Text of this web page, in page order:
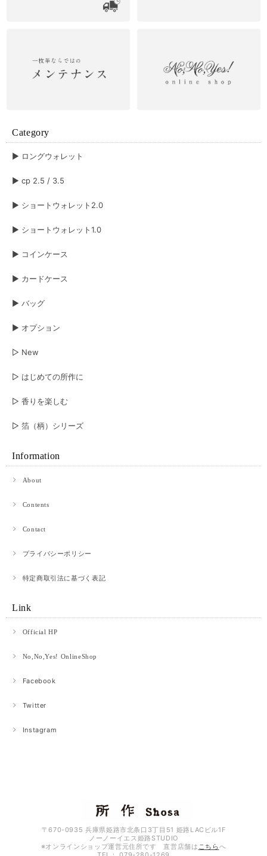
Category
▶︎ ロングウォレット
▶︎ cp 2.5 / 3.5
▶︎ ショートウォレット2.0
▶︎ ショートウォレット1.0
▶︎ コインケース
▶︎ カードケース
▶︎ バッグ
▶︎ オプション
▷ New
▷ はじめての所作に
▷ 香りを楽しむ
▷ 箔（柄）シリーズ
Information
About
Contents
Contact
プライバシーポリシー
特定商取引法に基づく表記
Link
Official HP
No,No,Yes! OnlineShop
Facebook
Twitter
Instagram
〒670-0935 兵庫県姫路市北条口3丁目51 姫路LACビル1F
ノーノーイエス姫路STUDIO
※オンラインショップ運営元住所です 直営店舗は こちらへ